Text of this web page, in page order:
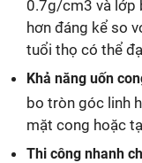
0.7g/cm3 và lớp
hơn đáng kể so
tuổi thọ có thể
Khả năng uốn
bo tròn góc linh
mặt cong hoặc
Thi công nhanh